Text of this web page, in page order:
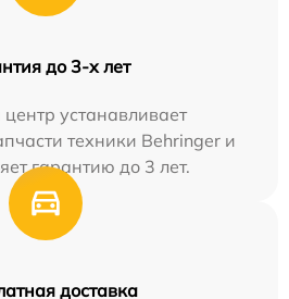
до 3-х лет
устанавливает
техники Behringer и
гарантию до 3 лет.
доставка